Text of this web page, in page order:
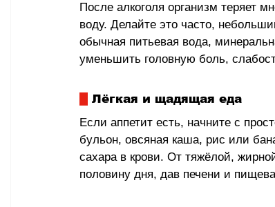
После алкоголя организм теряет
воду. Делайте это часто,
обычная питьевая вода,
уменьшить головную боль,
Лёгкая и щадящая еда
Если аппетит есть, начните с
бульон, овсяная каша, рис или
сахара в крови. От тяжёлой,
половину дня, дав печени и